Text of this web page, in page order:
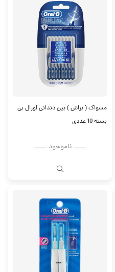
مسواک ( براش ) بین دندانی اورال بی
بسته 10 عددی
ــــــ ناموجود ــــــ